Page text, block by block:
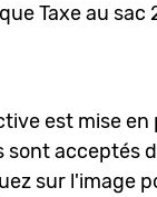
est mise en
sont acceptés
sur l'image